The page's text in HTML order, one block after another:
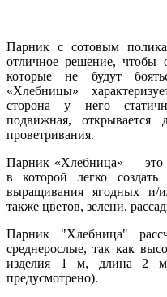
Парник с сотовым
отличное решение, чтобы
которые не будут
«Хлебницы»
сторона у него
подвижная,
проветривания.
Парник «Хлебница» — это
в которой легко
выращивания ягодных и/
также цветов, зелени,
Парник "Хлебница"
среднерослые, так как
изделия 1 м, длина 2 м
предусмотрено).